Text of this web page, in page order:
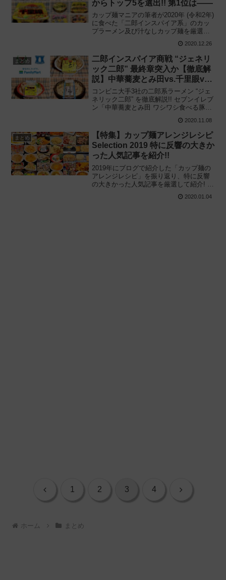
からトップ5を選出!! 第1位は——
カップ麺マニアの筆者が2020年 (令和2年)
に食べた「二郎インスパイア系」のカッ
プラーメン及び汁なしカップ麺を厳選し
て紹介!! 空前のブームとなっている二郎
系・インスパイア系を意識して開発され
た “がっつり系カップ麺” 第1位は——
2020.12.26
まとめ
二郎インスパイア商戦 “ジェネリ
ック二郎” 最終章突入か【徹底解
説】中華蕎麦とみ田vs.千里眼vs.
麺屋一燈
コンビニ大手3社の二郎系ラーメン “ジェ
ネリック二郎” を徹底解説!! セブンイレブ
ン「中華蕎麦とみ田 ワシワシ食べる豚ラ
マシマシラーメン」ローソン「麺屋一燈
濃厚豚醤油ラーメン」最強は‥‥
2020.11.08
まとめ
【特集】カップ麺アレンジレシピ
Selection 2019 特に反響の大きか
った人気記事を紹介!!
2019年にブログで紹介した「カップ麺の
アレンジレシピ」を振り返り、特に反響
の大きかった人気記事を厳選して紹介! 激
ら手の込んだレシピまで、実際に試して
2020.01.04
前 1 2 3 4 次
ホーム まとめ